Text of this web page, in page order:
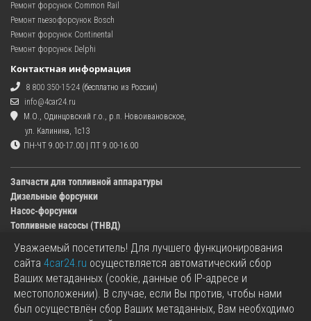
Ремонт форсунок Common Rail
Ремонт пьезофорсунок Bosch
Ремонт форсунок Continental
Ремонт форсунок Delphi
Контактная информация
8 800 350-15-24 (бесплатно из России)
info@4car24.ru
М.О., Одинцовский г.о., р.п. Новоивановское,
ул. Калинина, 1с13
ПН-ЧТ 9.00-17.00 | ПТ 9.00-16.00
Запчасти для топливной аппаратуры
Дизельные форсунки
Насос-форсунки
Топливные насосы (ТНВД)
Изображения деталей, представленных в каталоге на сайте, могут отличаться от
оригиналов.
Информация о цене запчасти, указанная в каталоге на сайте, может отличаться от
фактической к моменту оформления заказа.
Все используемые товарные знаки являются собственностью их владельцев.
Уважаемый посетитель! Для лучшего функционирования
сайта 4car24.ru осуществляется автоматический сбор
Ваших метаданных (cookie, данные об IP-адресе и
местоположении). В случае, если Вы против, чтобы нами
был осуществлён сбор Ваших метаданных, Вам необходимо